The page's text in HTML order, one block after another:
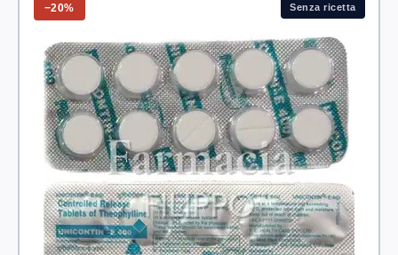
−20% Senza ricetta